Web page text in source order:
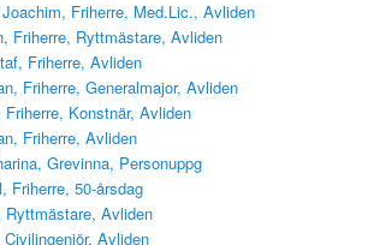
Friherre, Med.Lic., Avliden
Friherre, Ryttmästare, Avliden
Friherre, Avliden
Friherre, Generalmajor, Avliden
Konstnär, Avliden
Friherre, Avliden
Grevinna, Personuppg
Friherre, 50-årsdag
Avliden
Avliden